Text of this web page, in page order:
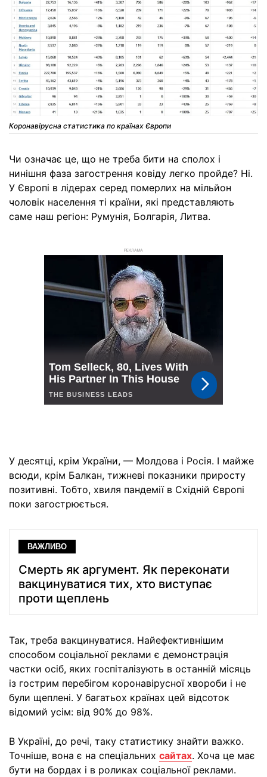
Коронавірусна статистика по країнах Європи
Чи означає це, що не треба бити на сполох і
нинішня фаза загострення ковіду легко пройде? Ні.
У Європі в лідерах серед померлих на мільйон
чоловік населення ті країни, які представляють
саме наш регіон: Румунія, Болгарія, Литва.
РЕКЛАМА
У десятці, крім України, — Молдова і Росія. І майже
всюди, крім Балкан, тижневі показники приросту
позитивні. Тобто, хвиля пандемії в Східній Європі
поки загострюється.
ВАЖЛИВО
Смерть як аргумент. Як переконати
вакцинуватися тих, хто виступає
проти щеплень
Так, треба вакцинуватися. Найефективнішим
способом соціальної реклами є демонстрація
частки осіб, яких госпіталізують в останній місяць
із гострим перебігом коронавірусної хвороби і не
були щеплені. У багатьох країнах цей відсоток
відомий усім: від 90% до 98%.
В Україні, до речі, таку статистику знайти важко.
Точніше, вона є на спеціальних сайтах. Хоча це має
бути на бордах і в роликах соціальної реклами.